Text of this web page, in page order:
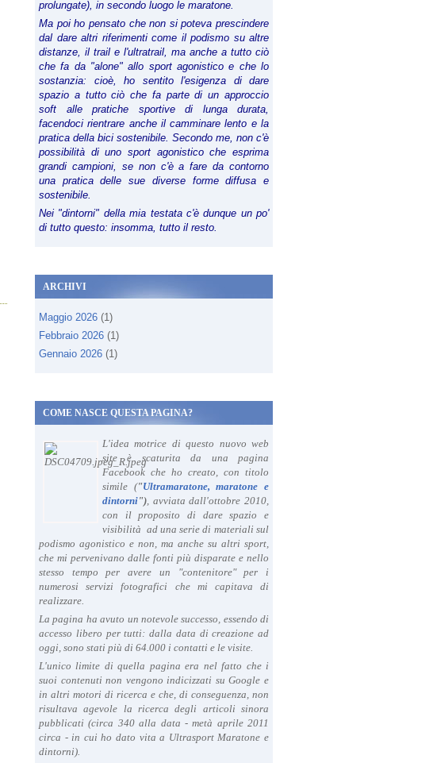
prolungate), in secondo luogo le maratone.
Ma poi ho pensato che non si poteva prescindere
dal dare altri riferimenti come il podismo su altre
distanze, il trail e l'ultratrail, ma anche a tutto ciò
che fa da "alone" allo sport agonistico e che lo
sostanzia: cioè, ho sentito l'esigenza di dare
spazio a tutto ciò che fa parte di un approccio
soft alle pratiche sportive di lunga durata,
facendoci rientrare anche il camminare lento e la
pratica della bici sostenibile. Secondo me, non c'è
possibilità di uno sport agonistico che esprima
grandi campioni, se non c'è a fare da contorno
una pratica delle sue diverse forme diffusa e
sostenibile.
Nei "dintorni" della mia testata c'è dunque un po'
di tutto questo: insomma, tutto il resto.
ARCHIVI
Maggio 2026 (1)
Febbraio 2026 (1)
Gennaio 2026 (1)
COME NASCE QUESTA PAGINA?
L'idea motrice di questo nuovo web
site è scaturita da una pagina
Facebook che ho creato, con titolo
simile ("Ultramaratone, maratone e
dintorni"), avviata dall'ottobre 2010,
con il proposito di dare spazio e
visibilità ad una serie di materiali sul
podismo agonistico e non, ma anche su altri sport,
che mi pervenivano dalle fonti più disparate e nello
stesso tempo per avere un "contenitore" per i
numerosi servizi fotografici che mi capitava di
realizzare.
La pagina ha avuto un notevole successo, essendo di
accesso libero per tutti: dalla data di creazione ad
oggi, sono stati più di 64.000 i contatti e le visite.
L'unico limite di quella pagina era nel fatto che i
suoi contenuti non vengono indicizzati su Google e
in altri motori di ricerca e che, di conseguenza, non
risultava agevole la ricerca degli articoli sinora
pubblicati (circa 340 alla data - metà aprile 2011
circa - in cui ho dato vita a Ultrasport Maratone e
dintorni).